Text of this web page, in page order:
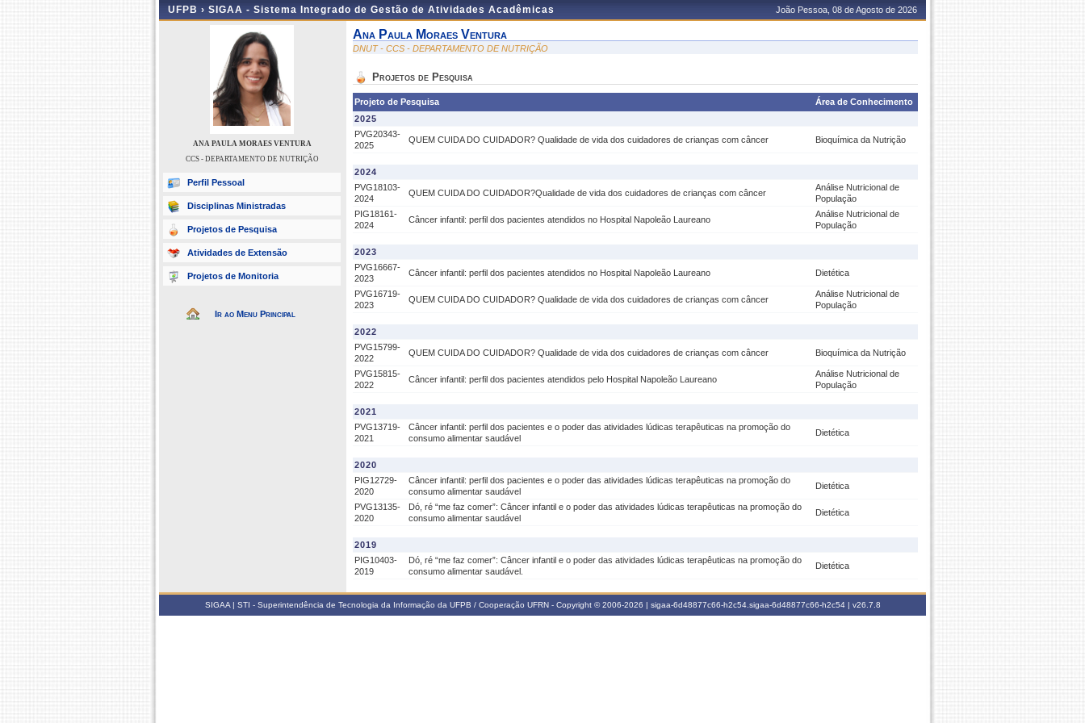
UFPB › SIGAA - Sistema Integrado de Gestão de Atividades Acadêmicas João Pessoa, 08 de Agosto de 2026
ANA PAULA MORAES VENTURA
CCS - DEPARTAMENTO DE NUTRIÇÃO
Perfil Pessoal
Disciplinas Ministradas
Projetos de Pesquisa
Atividades de Extensão
Projetos de Monitoria
Ir ao Menu Principal
Ana Paula Moraes Ventura
DNUT - CCS - DEPARTAMENTO DE NUTRIÇÃO
Projetos de Pesquisa
Projeto de Pesquisa
Área de Conhecimento
2025
PVG20343-
2025
QUEM CUIDA DO CUIDADOR? Qualidade de vida dos cuidadores de crianças com câncer Bioquímica da Nutrição
2024
PVG18103-
2024
QUEM CUIDA DO CUIDADOR?Qualidade de vida dos cuidadores de crianças com câncer
Análise Nutricional de
População
PIG18161-
2024
Câncer infantil: perfil dos pacientes atendidos no Hospital Napoleão Laureano
Análise Nutricional de
População
2023
PVG16667-
2023
Câncer infantil: perfil dos pacientes atendidos no Hospital Napoleão Laureano Dietética
PVG16719-
2023
QUEM CUIDA DO CUIDADOR? Qualidade de vida dos cuidadores de crianças com câncer
Análise Nutricional de
População
2022
PVG15799-
2022
QUEM CUIDA DO CUIDADOR? Qualidade de vida dos cuidadores de crianças com câncer Bioquímica da Nutrição
PVG15815-
2022
Câncer infantil: perfil dos pacientes atendidos pelo Hospital Napoleão Laureano
Análise Nutricional de
População
2021
PVG13719-
2021
Câncer infantil: perfil dos pacientes e o poder das atividades lúdicas terapêuticas na promoção do
consumo alimentar saudável
Dietética
2020
PIG12729-
2020
Câncer infantil: perfil dos pacientes e o poder das atividades lúdicas terapêuticas na promoção do
consumo alimentar saudável
Dietética
PVG13135-
2020
Dó, ré “me faz comer”: Câncer infantil e o poder das atividades lúdicas terapêuticas na promoção do
consumo alimentar saudável
Dietética
2019
PIG10403-
2019
Dó, ré “me faz comer”: Câncer infantil e o poder das atividades lúdicas terapêuticas na promoção do
consumo alimentar saudável.
Dietética
SIGAA | STI - Superintendência de Tecnologia da Informação da UFPB / Cooperação UFRN - Copyright © 2006-2026 | sigaa-6d48877c66-h2c54.sigaa-6d48877c66-h2c54 | v26.7.8